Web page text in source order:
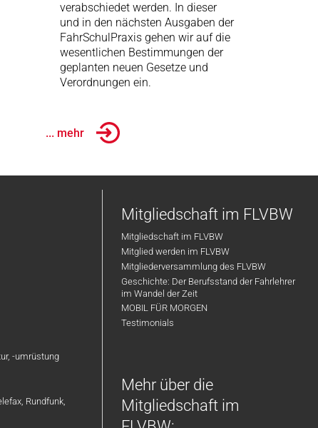
verabschiedet werden. In dieser
und in den nächsten Ausgaben der
FahrSchulPraxis gehen wir auf die
wesentlichen Bestimmungen der
geplanten neuen Gesetze und
Verordnungen ein.
... mehr
-umrüstung
Rundfunk,
Mitgliedschaft im FLVBW
Mitgliedschaft im FLVBW
Mitglied werden im FLVBW
Mitgliederversammlung des FLVBW
Geschichte: Der Berufsstand der Fahrlehrer
im Wandel der Zeit
MOBIL FÜR MORGEN
Testimonials
Mehr über die
Mitgliedschaft im